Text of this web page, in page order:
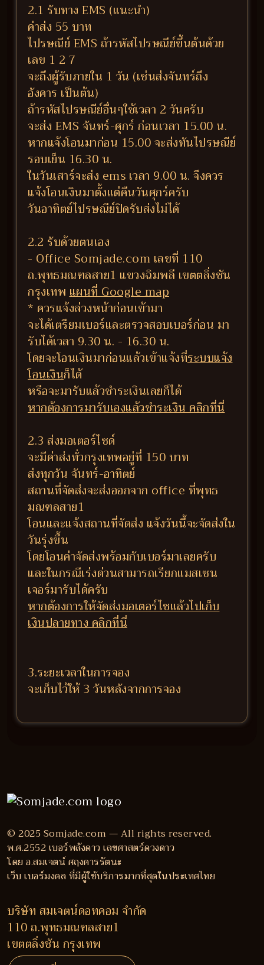
2.1 รับทาง EMS (แนะนำ)
ค่าส่ง 55 บาท
ไปรษณีย์ EMS ถ้ารหัสไปรษณีย์ขึ้นต้นด้วย
เลข 1 2 7
จะถึงผู้รับภายใน 1 วัน (เช่นส่งจันทร์ถึง
อังคาร เป็นต้น)
ถ้ารหัสไปรษณีย์อื่นๆใช้เวลา 2 วันครับ
จะส่ง EMS จันทร์-ศุกร์ ก่อนเวลา 15.00 น.
หากแจ้งโอนมาก่อน 15.00 จะส่งทันไปรษณีย์
รอบเย็น 16.30 น.
ในวันเสาร์จะส่ง ems เวลา 9.00 น. จึงควร
แจ้งโอนเงินมาตั้งแต่คืนวันศุกร์ครับ
วันอาทิตย์ไปรษณีย์ปิดรับส่งไม่ได้
2.2 รับด้วยตนเอง
- Office Somjade.com เลขที่ 110
ถ.พุทธมณฑลสาย1 แขวงฉิมพลี เขตตลิ่งชัน
กรุงเทพแผนที่ Google map
* ควรแจ้งล่วงหน้าก่อนเข้ามา
จะได้เตรียมเบอร์และตรวจสอบเบอร์ก่อน มา
รับได้เวลา 9.30 น. - 16.30 น.
โดยจะโอนเงินมาก่อนแล้วเข้าแจ้งที่ระบบแจ้ง
โอนเงินก็ได้
หรือจะมารับแล้วชำระเงินเลยก็ได้
หากต้องการมารับเองแล้วชำระเงิน คลิกที่นี่
2.3 ส่งมอเตอร์ไซด์
จะมีค่าส่งทั่วกรุงเทพอยู่ที่ 150 บาท
ส่งทุกวัน จันทร์-อาทิตย์
สถานที่จัดส่งจะส่งออกจาก office ที่พุทธ
มณฑลสาย1
โอนและแจ้งสถานที่จัดส่ง แจ้งวันนี้จะจัดส่งใน
วันรุ่งขึ้น
โดยโอนค่าจัดส่งพร้อมกับเบอร์มาเลยครับ
และในกรณีเร่งด่วนสามารถเรียกแมสเซน
เจอร์มารับได้ครับ
หากต้องการให้จัดส่งมอเตอร์ไซแล้วไปเก็บ
เงินปลายทาง คลิกที่นี่
3.ระยะเวลาในการจอง
จะเก็บไว้ให้ 3 วันหลังจากการจอง
© 2025 Somjade.com — All rights reserved.
พ.ศ.2552 เบอร์พลังดาว เลขศาสตร์ดวงดาว
โดย อ.สมเจตน์ ศฤงคารรัตนะ
เว็บ เบอร์มงคล ที่มีผู้ใช้บริการมากที่สุดในประเทศไทย
บริษัท สมเจตน์ดอทคอม จำกัด
110 ถ.พุทธมณฑลสาย1
เขตตลิ่งชัน กรุงเทพ